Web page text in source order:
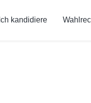
Ich kandidiere